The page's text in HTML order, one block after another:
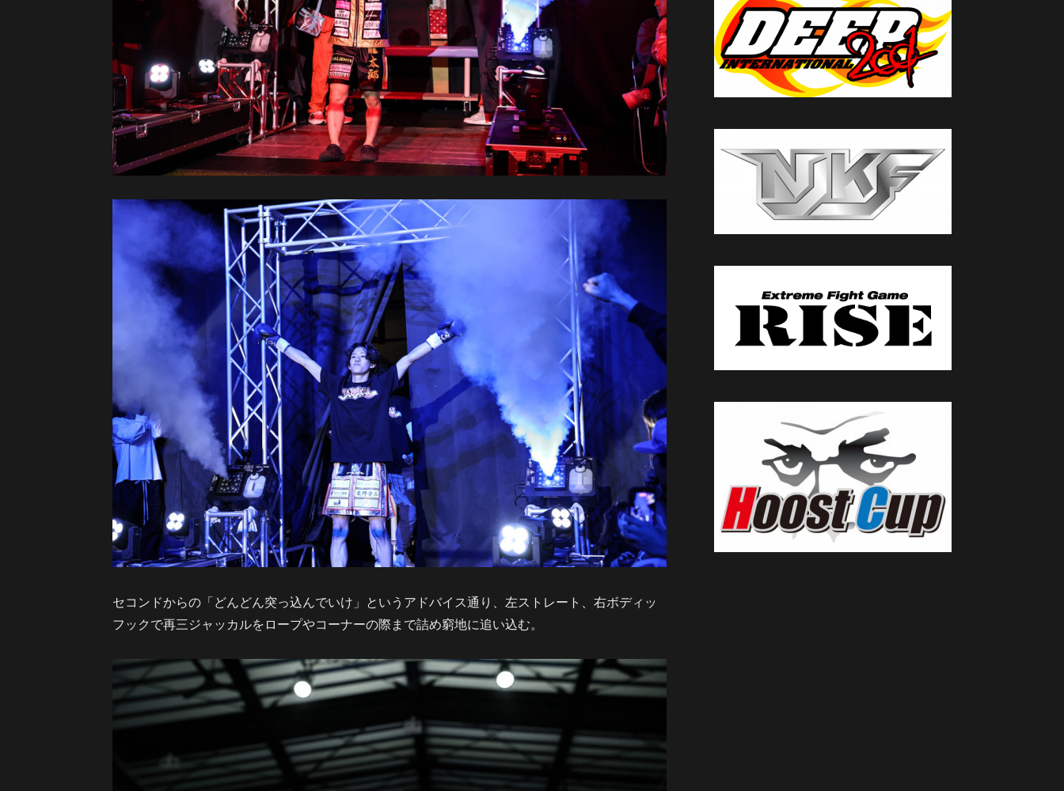
セコンドからの「どんどん突っ込んでいけ」というアドバイス通り、左ストレート、右ボディッ
フックで再三ジャッカルをロープやコーナーの際まで詰め窮地に追い込む。